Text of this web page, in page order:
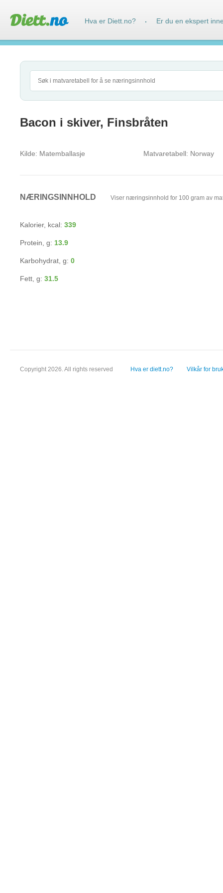
Bacon i skiver, Finsbråten
Kilde: Matemballasje Matvaretabell: Norway
NÆRINGSINNHOLD Viser næringsinnhold for 100 gram av
Kalorier, kcal: 339
Protein, g: 13.9
Karbohydrat, g: 0
Fett, g: 31.5
Copyright 2026. All rights reserved Hva er diett.no? Vilkår for
Hva er Diett.no? · Er du en ekspert